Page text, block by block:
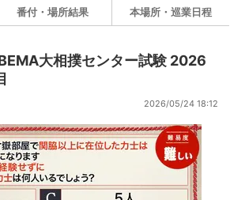
番付・場所結果 本場所・巡業日程
大相撲センター試験 2026
2026/05/24 18:12